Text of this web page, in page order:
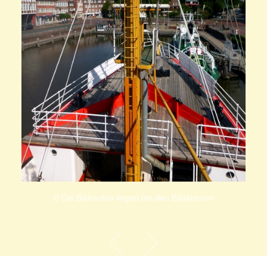
© Die Bildrechte liegen bei den Bildautoren